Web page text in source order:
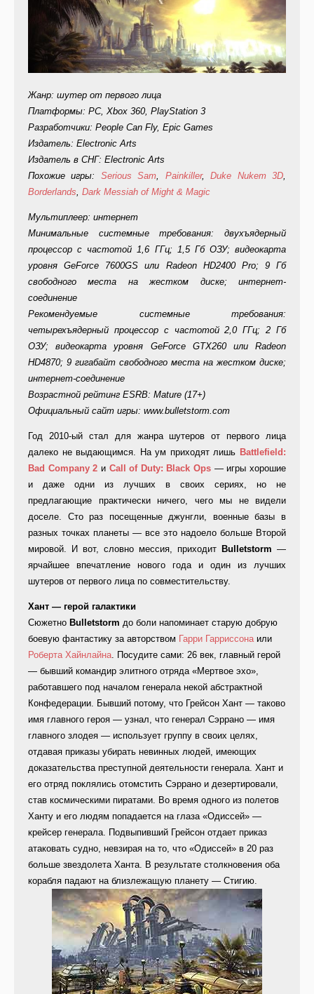
Жанр: шутер от первого лица
Платформы: PC, Xbox 360, PlayStation 3
Разработчики: People Can Fly, Epic Games
Издатель: Electronic Arts
Издатель в СНГ: Electronic Arts
Похожие игры: Serious Sam, Painkiller,Duke Nukem 3D,
Borderlands, Dark Messiah of Might & Magic
Мультиплеер: интернет
Минимальные системные требования: двухъядерный
процессор с частотой 1,6 ГГц; 1,5 Гб ОЗУ; видеокарта
уровня GeForce 7600GS или Radeon HD2400 Pro; 9 Гб
свободного места на жестком диске; интернет-
соединение
Рекомендуемые системные требования:
четырехъядерный процессор с частотой 2,0 ГГц; 2 Гб
ОЗУ; видеокарта уровня GeForce GTX260 или Radeon
HD4870; 9 гигабайт свободного места на жестком диске;
интернет-соединение
Возрастной рейтинг ESRB: Mature (17+)
Официальный сайт игры: www.bulletstorm.com
Год 2010-ый стал для жанра шутеров от первого лица
далеко не выдающимся. На ум приходят лишь Battlefield:
Bad Company 2 и Call of Duty: Black Ops — игры хорошие
и даже одни из лучших в своих сериях, но не
предлагающие практически ничего, чего мы не видели
доселе. Сто раз посещенные джунгли, военные базы в
разных точках планеты — все это надоело больше Второй
мировой. И вот, словно мессия, приходит Bulletstorm —
ярчайшее впечатление нового года и один из лучших
шутеров от первого лица по совместительству.
Хант — герой галактики
Сюжетно Bulletstorm до боли напоминает старую добрую
боевую фантастику за авторством Гарри Гарриссонаили
Роберта Хайнлайна. Посудите сами: 26 век, главный герой
— бывший командир элитного отряда «Мертвое эхо»,
работавшего под началом генерала некой абстрактной
Конфедерации. Бывший потому, что Грейсон Хант — таково
имя главного героя — узнал, что генерал Сэррано — имя
главного злодея — использует группу в своих целях,
отдавая приказы убирать невинных людей, имеющих
доказательства преступной деятельности генерала. Хант и
его отряд поклялись отомстить Сэррано и дезертировали,
став космическими пиратами. Во время одного из полетов
Ханту и его людям попадается на глаза «Одиссей» —
крейсер генерала. Подвыпивший Грейсон отдает приказ
атаковать судно, невзирая на то, что «Одиссей» в 20 раз
больше звездолета Ханта. В результате столкновения оба
корабля падают на близлежащую планету — Стигию.